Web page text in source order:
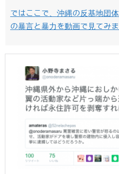
ではここで、沖縄の反基地団
の暴言と暴力を動画で見てみ